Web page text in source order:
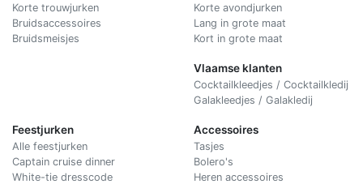
Korte trouwjurken
Bruidsaccessoires
Bruidsmeisjes
Korte avondjurken
Lang in grote maat
Kort in grote maat
Vlaamse klanten
Cocktailkleedjes / Cocktailkledij
Galakleedjes / Galakledij
Feestjurken
Alle feestjurken
Captain cruise dinner
White-tie dresscode
Accessoires
Tasjes
Bolero's
Heren accessoires